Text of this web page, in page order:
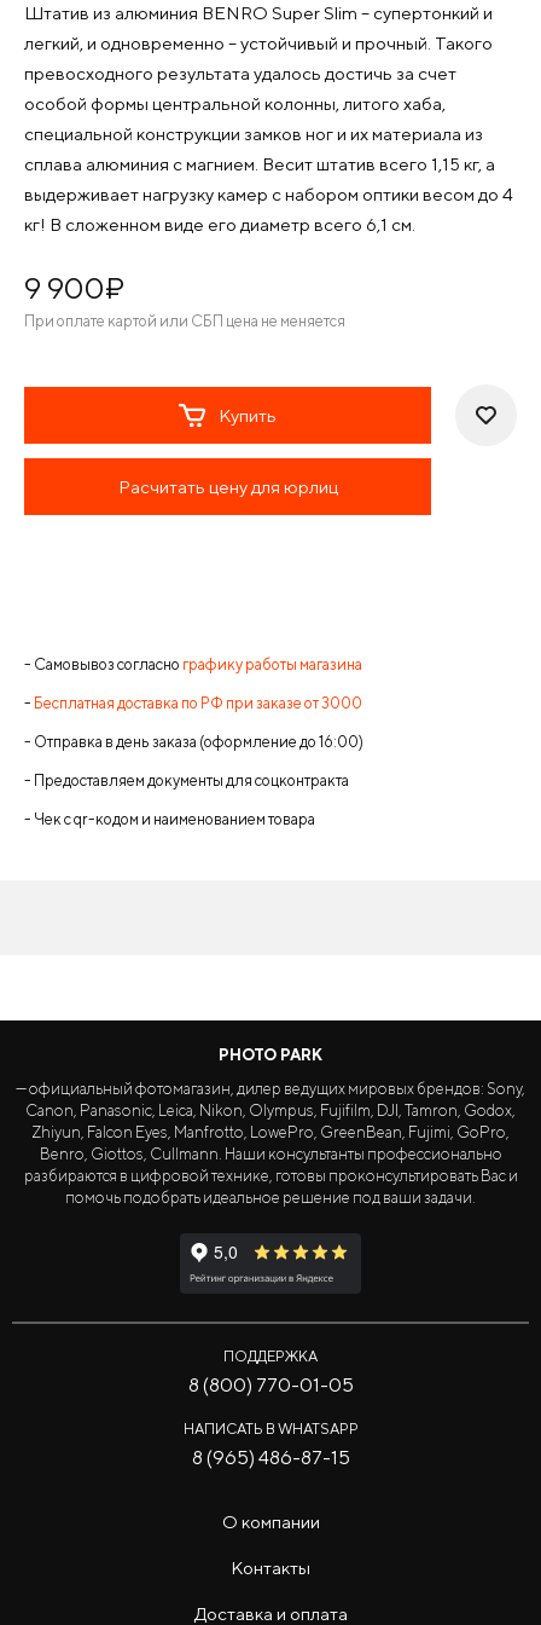
Штатив из алюминия BENRO Super Slim – супертонкий и
легкий, и одновременно – устойчивый и прочный. Такого
превосходного результата удалось достичь за счет
особой формы центральной колонны, литого хаба,
специальной конструкции замков ног и их материала из
сплава алюминия с магнием. Весит штатив всего 1,15 кг, а
выдерживает нагрузку камер с набором оптики весом до 4
кг! В сложенном виде его диаметр всего 6,1 см.
9 900¤
При оплате картой или СБП цена не меняется
Купить
Расчитать цену для юрлиц
- Самовывоз согласно графику работы магазина
- Бесплатная доставка по РФ при заказе от 3000
- Отправка в день заказа (оформление до 16:00)
- Предоставляем документы для соцконтракта
- Чек с qr-кодом и наименованием товара
PHOTO PARK
— официальный фотомагазин, дилер ведущих мировых брендов: Sony,
Canon, Panasonic, Leica, Nikon, Olympus, Fujifilm, DJI, Tamron, Godox,
Zhiyun, Falcon Eyes, Manfrotto, LowePro, GreenBean, Fujimi, GoPro,
Benro, Giottos, Cullmann. Наши консультанты профессионально
разбираются в цифровой технике, готовы проконсультировать Вас и
помочь подобрать идеальное решение под ваши задачи.
ПОДДЕРЖКА
8 (800) 770-01-05
НАПИСАТЬ В WHATSAPP
8 (965) 486-87-15
О компании
Контакты
Доставка и оплата